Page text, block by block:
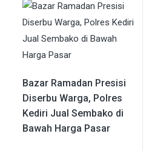
Bazar Ramadan Presisi
Diserbu Warga, Polres
Kediri Jual Sembako di
Bawah Harga Pasar